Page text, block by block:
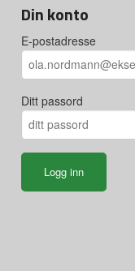
Din konto
E-postadresse
Ditt passord